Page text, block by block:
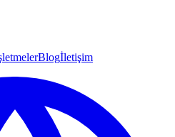
Blogİletişim